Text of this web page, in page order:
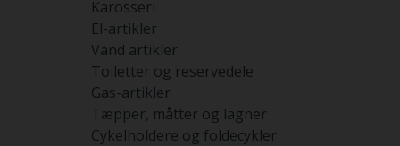
Karosseri
El-artikler
Vand artikler
Toiletter og reservedele
Gas-artikler
Tæpper, måtter og lagner
Cykelholdere og foldecykler